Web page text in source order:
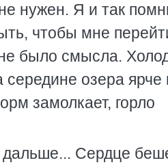
нужен. Я и так
чтобы мне
было смысла.
озера ярче
замолкает, горло
дальше... Сердце